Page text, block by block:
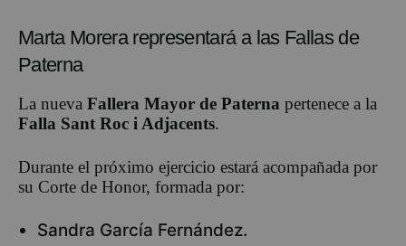
Marta Morera representará a las Fallas de
Paterna
La nueva Fallera Mayor de Paterna pertenece a la
Falla Sant Roc i Adjacents.
Durante el próximo ejercicio estará acompañada por
su Corte de Honor, formada por:
Sandra García Fernández.